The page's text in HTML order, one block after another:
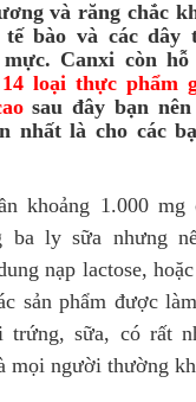
và răng chắc
tế bào và các dây
Canxi còn
14 loại thực phẩm
sau đây bạn nên
nhất là cho các
khoảng 1.000 mg
ba ly sữa nhưng
nạp lactose,
sản phẩm được
trứng, sữa, có rất
mọi người thường